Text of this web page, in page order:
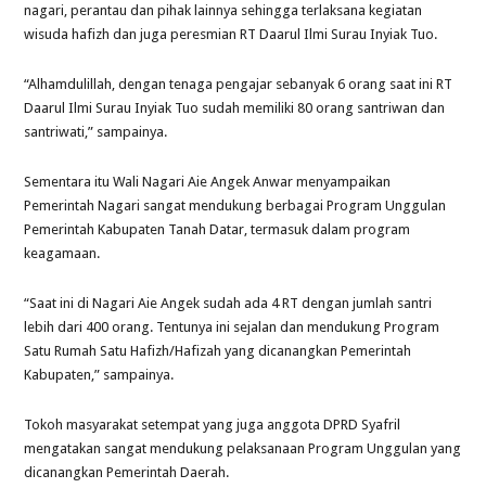
nagari, perantau dan pihak lainnya sehingga terlaksana kegiatan
wisuda hafizh dan juga peresmian RT Daarul Ilmi Surau Inyiak Tuo.
“Alhamdulillah, dengan tenaga pengajar sebanyak 6 orang saat ini RT
Daarul Ilmi Surau Inyiak Tuo sudah memiliki 80 orang santriwan dan
santriwati,” sampainya.
Sementara itu Wali Nagari Aie Angek Anwar menyampaikan
Pemerintah Nagari sangat mendukung berbagai Program Unggulan
Pemerintah Kabupaten Tanah Datar, termasuk dalam program
keagamaan.
“Saat ini di Nagari Aie Angek sudah ada 4 RT dengan jumlah santri
lebih dari 400 orang. Tentunya ini sejalan dan mendukung Program
Satu Rumah Satu Hafizh/Hafizah yang dicanangkan Pemerintah
Kabupaten,” sampainya.
Tokoh masyarakat setempat yang juga anggota DPRD Syafril
mengatakan sangat mendukung pelaksanaan Program Unggulan yang
dicanangkan Pemerintah Daerah.